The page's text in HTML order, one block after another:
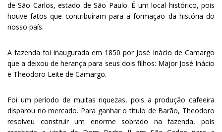
de São Carlos, estado de São Paulo. É um local histórico, pois
houve fatos que contribuíram para a formação da história do
nosso país.
A fazenda foi inaugurada em 1850 por José Inácio de Camargo
que a deixou de herança para seus dois filhos: Major José Inácio
e Theodoro Leite de Camargo.
Foi um período de muitas riquezas, pois a produção cafeeira
disparou no mercado. Para ganhar o título de Barão, Theodoro
resolveu construir um enorme sobrado na fazenda, pois